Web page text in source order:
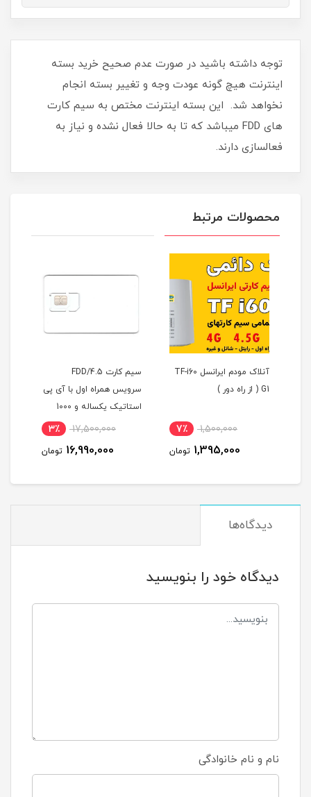
توجه داشته باشید در صورت عدم صحیح خرید بسته
اینترنت هیچ گونه عودت وجه و تغییر بسته انجام
نخواهد شد. این بسته اینترنت مختص به سیم کارت
های FDD میباشد که تا به حالا فعال نشده و نیاز به
فعالسازی دارند.
محصولات مرتبط
آنلاک مودم ایرانسل TF-i60
G1 ( از راه دور )
1,500,000 7٪
1,395,000 تومان
سیم کارت FDD/4.5
سرویس همراه اول با آی پی
استاتیک یکساله و 1000
گیگ اینترنت یکساله
17,500,000 3٪
16,990,000 تومان
دیدگاه‌ها
دیدگاه خود را بنویسید
نام و نام خانوادگی